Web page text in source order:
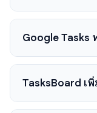
Google Tasks
TasksBoard เพิ่